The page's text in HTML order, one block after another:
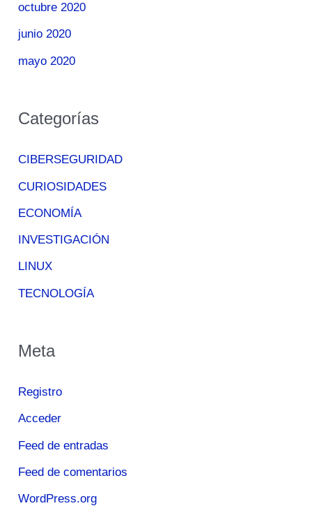
octubre 2020
junio 2020
mayo 2020
Categorías
CIBERSEGURIDAD
CURIOSIDADES
ECONOMÍA
INVESTIGACIÓN
LINUX
TECNOLOGÍA
Meta
Registro
Acceder
Feed de entradas
Feed de comentarios
WordPress.org